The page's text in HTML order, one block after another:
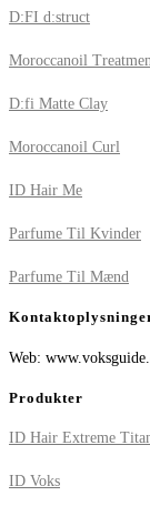
D:FI d:struct
Moroccanoil
D:fi Matte Clay
Moroccanoil Curl
ID Hair Me
Parfume Til Kvinder
Parfume Til Mænd
Web:
Produkter
ID Hair Extreme
ID Voks